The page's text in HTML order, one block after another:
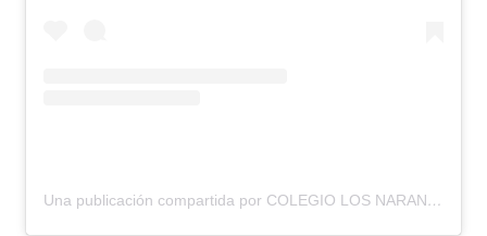
Una publicación compartida por COLEGIO LOS NARANJOS (@colegiolosnaranjos)